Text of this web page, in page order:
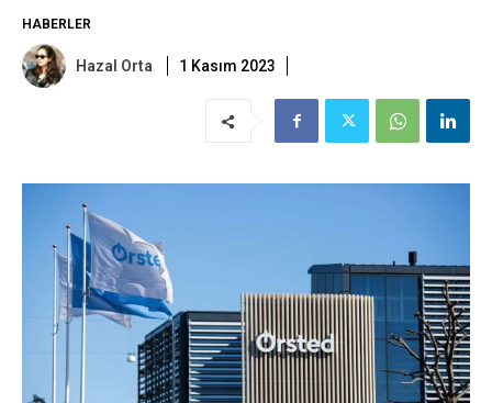
HABERLER
Hazal Orta 1 Kasım 2023